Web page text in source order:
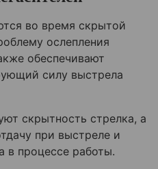
во время скрытой
ослепления
обеспечивают
силу выстрела
скрытность стрелка, а
при выстреле и
в процессе работы.